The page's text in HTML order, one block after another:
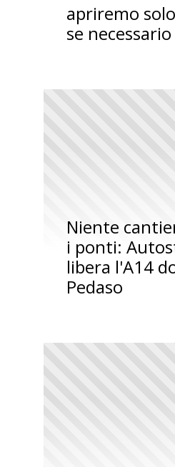
apriremo
se necessario
Niente
i ponti:
libera l'A14
Pedaso